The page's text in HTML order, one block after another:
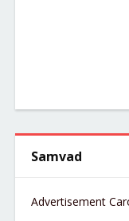
Samvad
Advertisement